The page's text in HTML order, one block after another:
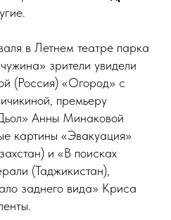
в Летнем театре парка
зрители увидели
(Россия) «Огород» с
премьеру
Анны Минаковой
картины «Эвакуация»
и «В поисках
(Таджикистан),
заднего вида» Криса